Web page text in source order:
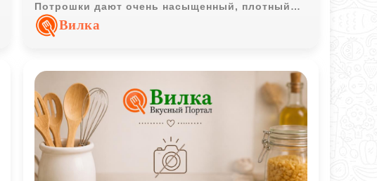
Потрошки дают очень насыщенный, плотный
бульон, который в сочетании с обжаренными
томатами и рисом превращается в
желтков и сметаны делает текстуру
бархатистой, почти кремовой. Главное -
набраться терпения, пока тушатся овощи, и не
дать супу закипеть в самом конце, чтобы
сохранить эту нежность.
Вилка